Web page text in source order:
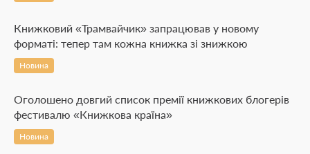
Книжковий «Трамвайчик» запрацював у новому
форматі: тепер там кожна книжка зі знижкою
Новина
Оголошено довгий список премії книжкових блогерів
фестивалю «Книжкова країна»
Новина